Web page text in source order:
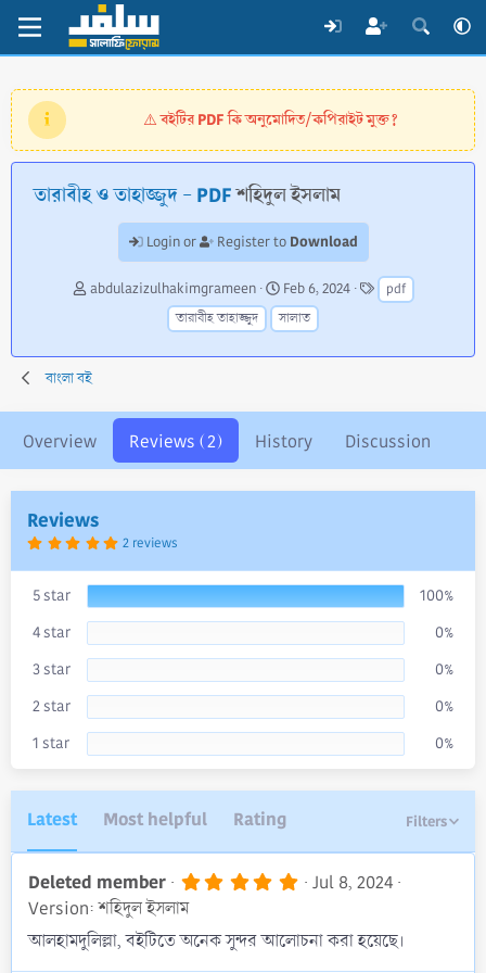
⚠️বইটির PDF কি অনুমোদিত/কপিরাইট মুক্ত?
তারাবীহ ও তাহাজ্জুদ - PDFশহিদুল ইসলাম
Login or Register to Download
A
o
r
abdulazizulhakimgrameen
C
r
e
o
d
a
t
Feb 6, 2024
T
a
pdf
তারাবীহ তাহাজ্জুদ
সালাত
বাংলা বই
Overview Reviews (2) History Discussion
Reviews
5
0
0
s
t
a
(
s
2 reviews
5 star
100%
4 star
0%
3 star
0%
2 star
0%
1 star
0%
Latest Most helpful Rating Filters
Deleted member 5
0
s
t
Jul 8, 2024
Version: শহিদুল ইসলাম
আলহামদুলিল্লা, বইটিতে অনেক সুন্দর আলোচনা করা হয়েছে।